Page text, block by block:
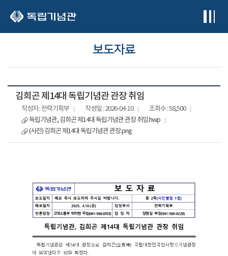
보도자료
김희곤 제14대 독립기념관 관장 취임
작성자 : 전략기획부 작성일 : 2026-04-10
조회수 : 58,500
독립기념관, 김희곤 제14대 독립기념관 관장 취임.hwp
(사진) 김희곤 제14대 독립기념관 관장.png